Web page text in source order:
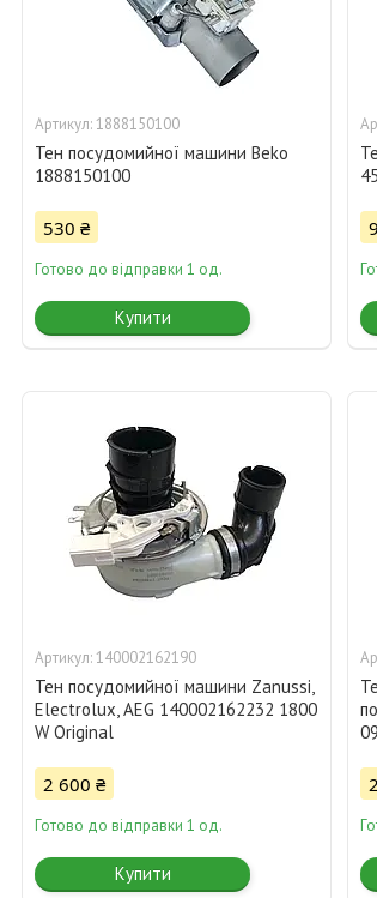
1888150100
Тен посудомийної машини Beko
1888150100
530 ₴
Готово до відправки 1 од.
Купити
140002162190
Тен посудомийної машини Zanussi,
Electrolux, AEG 140002162232 1800
W Original
2 600 ₴
Готово до відправки 1 од.
Купити